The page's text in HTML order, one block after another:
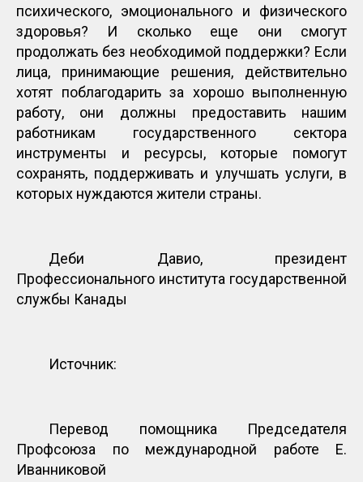
психического, эмоционального и физического
здоровья? И сколько еще они смогут
продолжать без необходимой поддержки? Если
лица, принимающие решения, действительно
хотят поблагодарить за хорошо выполненную
работу, они должны предоставить нашим
работникам государственного сектора
инструменты и ресурсы, которые помогут
сохранять, поддерживать и улучшать услуги, в
которых нуждаются жители страны.
Деби Давио, президент
Профессионального института государственной
службы Канады
Источник:
Перевод помощника Председателя
Профсоюза по международной работе Е.
Иванниковой